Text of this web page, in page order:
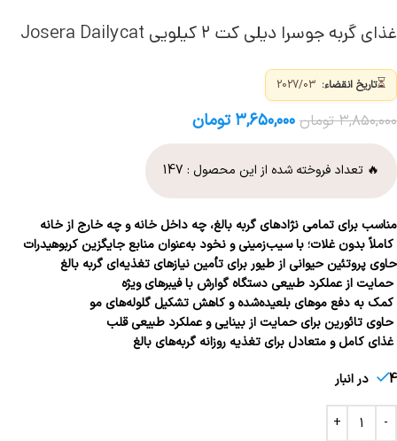
غذای گربه جوسرا دیلی کت ۲ کیلویی Josera Dailycat
⏳تاریخ انقضاء:
۳,۸۵۰,۰۰۰ تومان ۳,۶۵۰,۰۰۰ تومان
🔥 تعداد فروخته شده از این محصول : 147
مناسب برای تمامی نژادهای گربه بالغ، چه داخل خانه و چه خارج از خانه
کاملاً بدون غلات؛ با سیب‌زمینی و نخود به‌عنوان منابع جایگزین کربوهیدرات
حاوی پروتئین حیوانی از طیور برای تأمین نیازهای تغذیه‌ای گربه بالغ
حمایت از عملکرد طبیعی دستگاه گوارش با فیبرهای ویژه
کمک به دفع موهای بلعیده‌شده و کاهش تشکیل گلوله‌های مو
حاوی تائورین برای حمایت از بینایی و عملکرد طبیعی قلب
غذای کامل و متعادل برای تغذیه روزانه گربه‌های بالغ
4 در انبار